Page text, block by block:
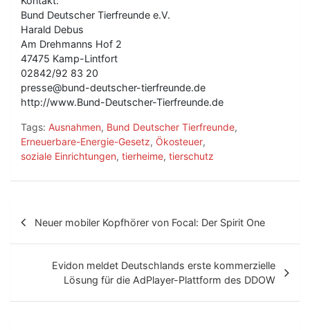
Bund Deutscher Tierfreunde e.V.
Harald Debus
Am Drehmanns Hof 2
47475 Kamp-Lintfort
02842/92 83 20
presse@bund-deutscher-tierfreunde.de
http://www.Bund-Deutscher-Tierfreunde.de
Tags: Ausnahmen, Bund Deutscher Tierfreunde,
Erneuerbare-Energie-Gesetz, Ökosteuer,
soziale Einrichtungen, tierheime, tierschutz
r
Neuer mobiler Kopfhörer von Focal: Der Spirit One
Evidon meldet Deutschlands erste kommerzielle
Lösung für die AdPlayer-Plattform des DDOW